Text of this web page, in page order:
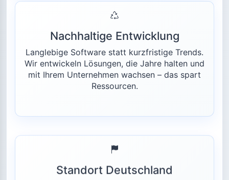
Nachhaltige Entwicklung
Langlebige Software statt kurzfristige Trends.
Wir entwickeln Lösungen, die Jahre halten und
mit Ihrem Unternehmen wachsen – das spart
Ressourcen.
Standort Deutschland